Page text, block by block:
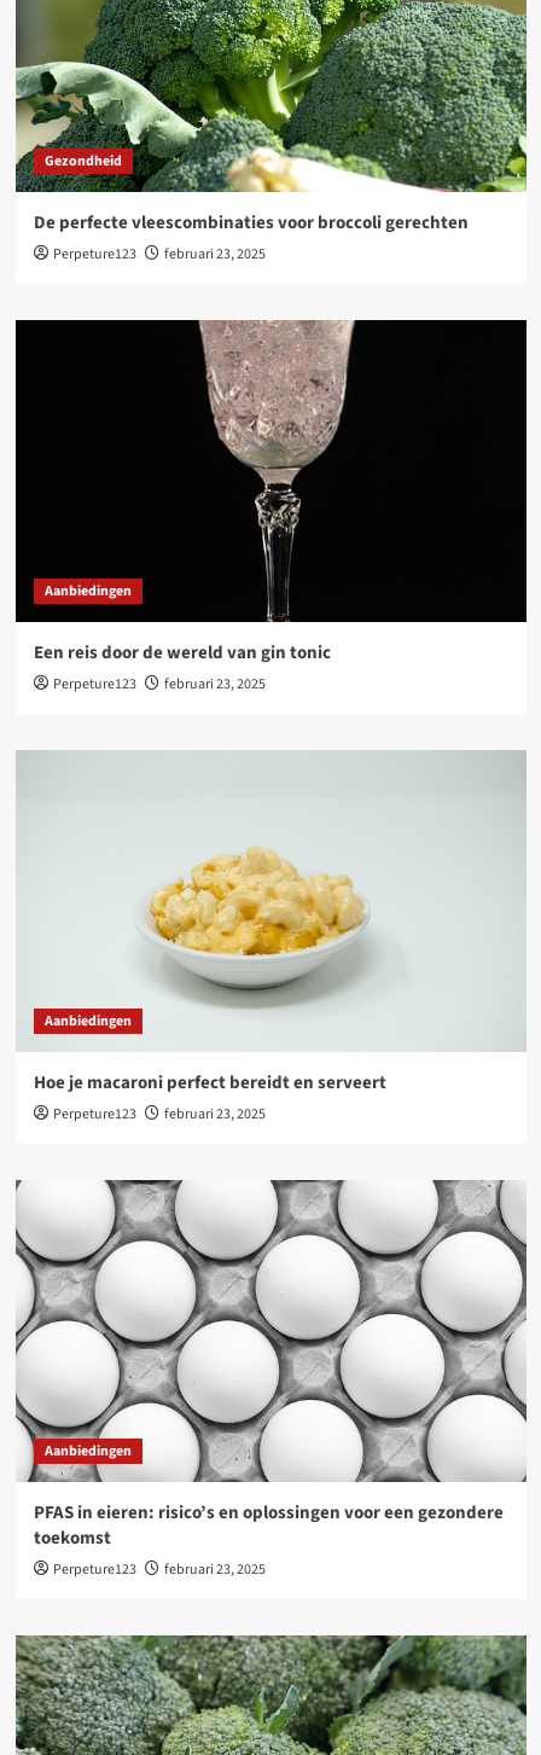
Gezondheid
De perfecte vleescombinaties voor broccoli gerechten
Perpeture123 februari 23, 2025
Aanbiedingen
Een reis door de wereld van gin tonic
Perpeture123 februari 23, 2025
Aanbiedingen
Hoe je macaroni perfect bereidt en serveert
Perpeture123 februari 23, 2025
Aanbiedingen
PFAS in eieren: risico’s en oplossingen voor een gezondere
toekomst
Perpeture123 februari 23, 2025